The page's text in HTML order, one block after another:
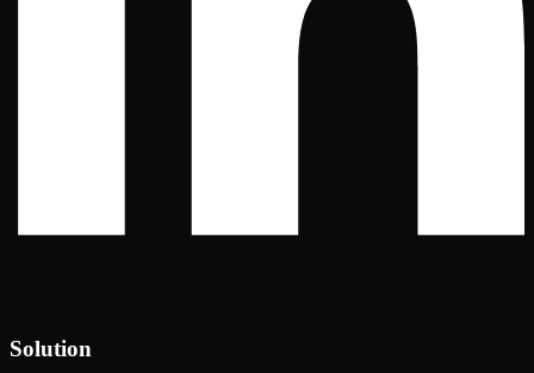
Solution